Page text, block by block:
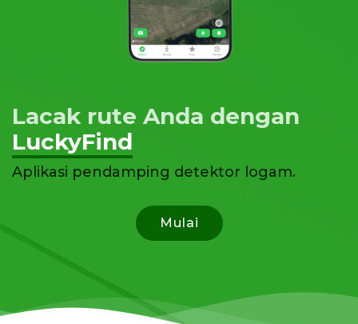
Lacak rute Anda dengan
LuckyFind
Aplikasi pendamping detektor logam.
Mulai